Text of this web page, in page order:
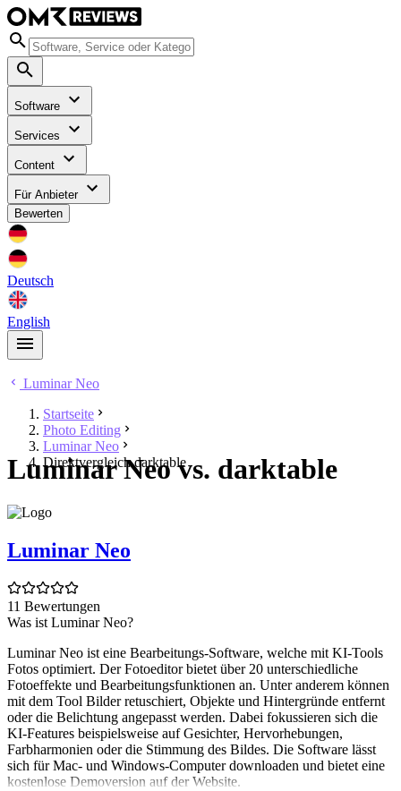
Software
Services
Content
Für Anbieter
Bewerten
Deutsch
English
Luminar Neo
Startseite
Photo Editing
Luminar Neo
Direktvergleich darktable
Luminar Neo vs. darktable
Luminar Neo
11 Bewertungen
Was ist Luminar Neo?
Luminar Neo ist eine Bearbeitungs-Software, welche mit KI-Tools
Fotos optimiert. Der Fotoeditor bietet über 20 unterschiedliche
Fotoeffekte und Bearbeitungsfunktionen an. Unter anderem können
mit dem Tool Bilder retuschiert, Objekte und Hintergründe entfernt
oder die Belichtung angepasst werden. Dabei fokussieren sich die
KI-Features beispielsweise auf Gesichter, Hervorhebungen,
Farbharmonien oder die Stimmung des Bildes. Die Software lässt
sich für Mac- und Windows-Computer downloaden und bietet eine
kostenlose Demoversion auf der Website.